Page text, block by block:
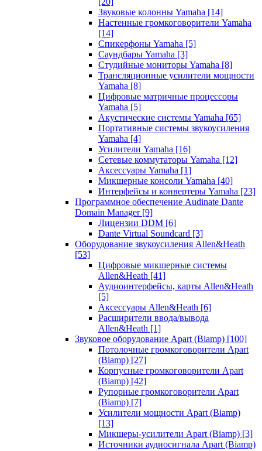
Звуковые колонны Yamaha [14]
Настенные громкоговорители Yamaha
[14]
Спикерфоны Yamaha [5]
Саундбары Yamaha [3]
Студийные мониторы Yamaha [8]
Трансляционные усилители мощности
Yamaha [8]
Цифровые матричные процессоры
Yamaha [5]
Акустические системы Yamaha [65]
Портативные системы звукоусиления
Yamaha [4]
Усилители Yamaha [16]
Сетевые коммутаторы Yamaha [12]
Аксессуары Yamaha [1]
Микшерные консоли Yamaha [40]
Интерфейсы и конвертеры Yamaha [23]
Программное обеспечение Audinate Dante
Domain Manager [9]
Лицензии DDM [6]
Dante Virtual Soundcard [3]
Оборудование звукоусиления Allen&Heath
[53]
Цифровые микшерные системы
Allen&Heath [41]
Аудиоинтерфейсы, карты Allen&Heath
[5]
Аксессуары Allen&Heath [6]
Расширители ввода/вывода
Allen&Heath [1]
Звуковое оборудование Apart (Biamp) [100]
Потолочные громкоговорители Apart
(Biamp) [27]
Корпусные громкоговорители Apart
(Biamp) [42]
Рупорные громкоговорители Apart
(Biamp) [7]
Усилители мощности Apart (Biamp)
[13]
Микшеры-усилители Apart (Biamp) [3]
Источники аудиосигнала Apart (Biamp)